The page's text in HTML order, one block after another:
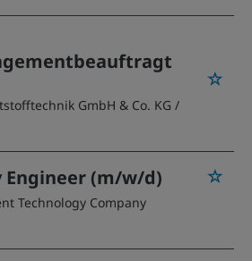
GmbH & Co. KG /
(m/w/d)
Technology Company